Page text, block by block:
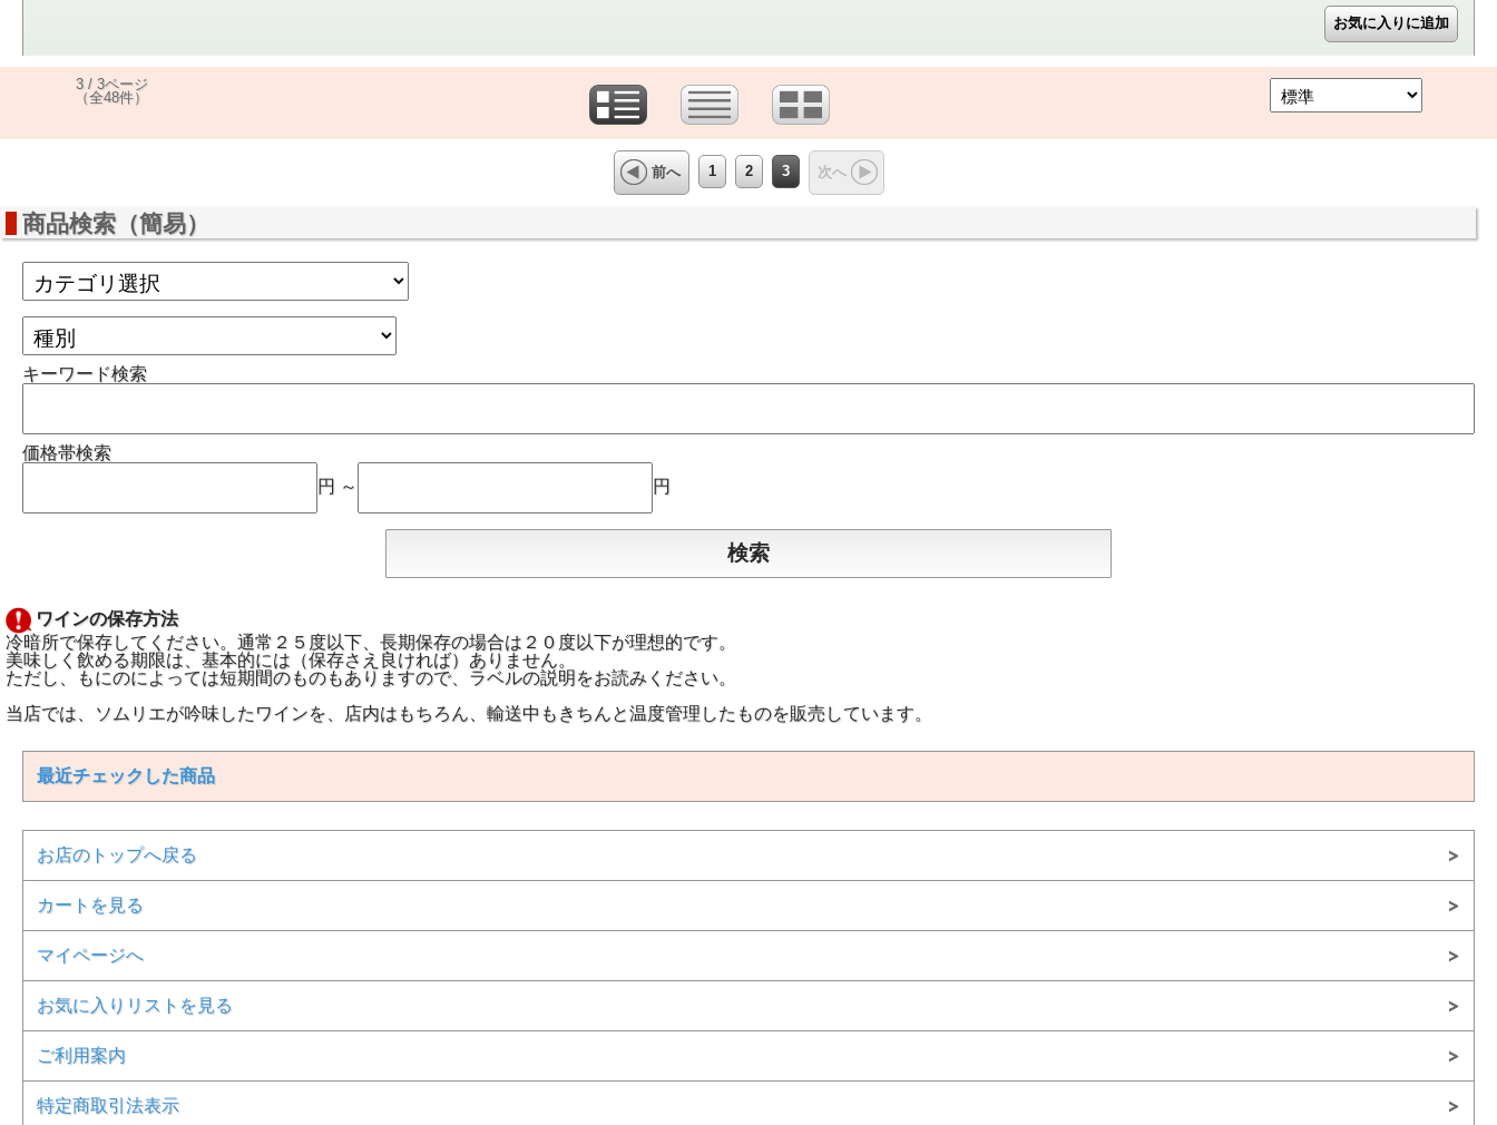
3 / 3ページ
（全48件）
前へ 1 2 3 次へ
商品検索（簡易）
キーワード検索
価格帯検索
円 ～
円
ワインの保存方法
冷暗所で保存してください。通常２５度以下、長期保存の場合は２０度以下が理想的です。
美味しく飲める期限は、基本的には（保存さえ良ければ）ありません。
ただし、もにのによっては短期間のものもありますので、ラベルの説明をお読みください。
当店では、ソムリエが吟味したワインを、店内はもちろん、輸送中もきちんと温度管理したものを販売しています。
最近チェックした商品
お店のトップへ戻る
カートを見る
マイページへ
お気に入りリストを見る
ご利用案内
特定商取引法表示